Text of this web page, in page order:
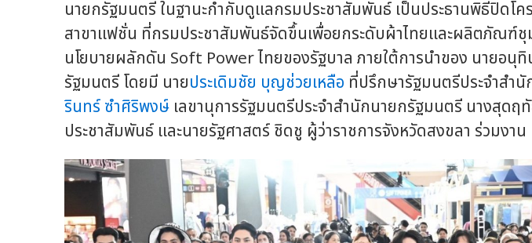
นายกรัฐมนตรี ในฐานะกำกับดูแลกรมประชาสัมพันธ์ เป็นประธานพิธีปิดโ
สาขาแฟชั่น ที่กรมประชาสัมพันธ์จัดขึ้นเพื่อยกระดับผ้าไทยและผลิตภัณฑ์
นโยบายผลักดัน Soft Power ไทยของรัฐบาล ภายใต้การนำของ นายอนุ
รัฐมนตรี โดยมี นายประเดิมชัย บุญช่วยเหลือ ที่ปรึกษารัฐมนตรีประจำสำ
รินทร์ ซำศิริพงษ์ เลขานุการรัฐมนตรีประจำสำนักนายกรัฐมนตรี นางสุดฤ
ประชาสัมพันธ์ และนายรัฐศาสตร์ ชิดชู ผู้ว่าราชการจังหวัดสงขลา ร่วมงาน